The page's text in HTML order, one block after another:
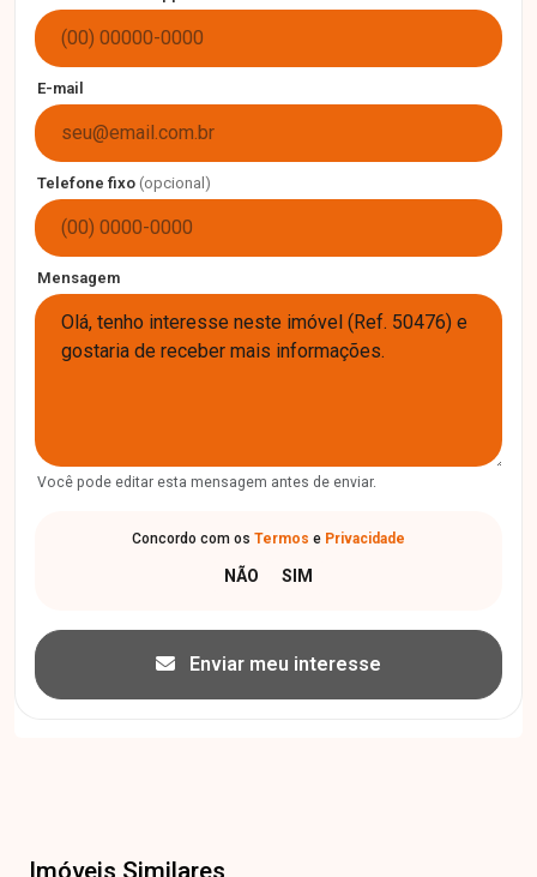
E-mail
Telefone fixo (opcional)
Mensagem
Você pode editar esta mensagem antes de enviar.
Concordo com os Termos e Privacidade
Enviar meu interesse
Imóveis Similares